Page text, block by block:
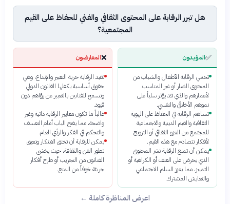
هل تبرر الرقابة على المحتوى الثقافي والفني للحفاظ على القيم
المجتمعية؟
✅المؤيدون
تحمي الرقابة الأطفال والشباب من
المحتوى الضار أو غير المناسب
لأعمارهم والذي قد يؤثر سلباً على
نموهم الأخلاقي والنفسي.
تساهم الرقابة في الحفاظ على الهوية
الثقافية والقيم الدينية والاجتماعية
للمجتمع من الغزو الثقافي أو الترويج
لأفكار تتصادم مع هذه القيم.
يمكن أن تمنع الرقابة نشر المحتوى
الذي يحرض على العنف أو الكراهية أو
التمييز، مما يعزز السلم الاجتماعي
والتعايش المشترك.
❌المعارضون
تقيد الرقابة حرية التعبير والإبداع، وهي
حقوق أساسية يكفلها القانون الدولي
وتسمح للفنانين بالتعبير عن رؤاهم دون
قيود.
غالباً ما تكون معايير الرقابة ذاتية وغير
واضحة، مما يفتح الباب أمام التعسف
والتحكم في الفكر والرأي العام.
يمكن للرقابة أن تخنق الابتكار وتعيق
تطور الفن والثقافة، حيث يخشى
الفنانون من التجريب أو طرح أفكار
جريئة خوفاً من المنع.
اعرض المناظرة كاملة ←